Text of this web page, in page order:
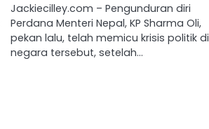
Jackiecilley.com – Pengunduran diri
Perdana Menteri Nepal, KP Sharma Oli,
pekan lalu, telah memicu krisis politik di
negara tersebut, setelah…